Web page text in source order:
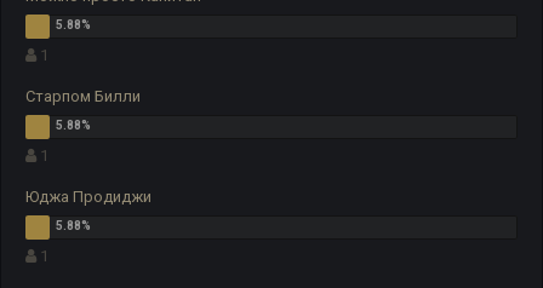
1
Старпом Билли
1
Юджа Продиджи
1